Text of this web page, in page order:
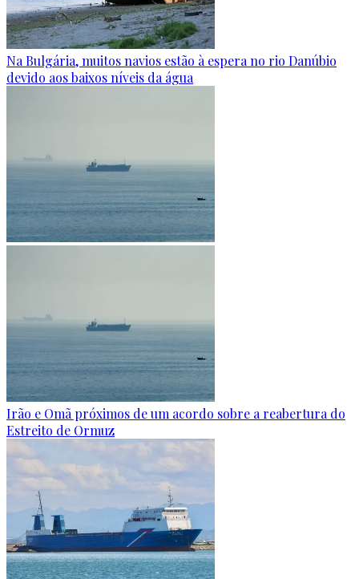
Na Bulgária, muitos navios estão à espera no rio Danúbio
devido aos baixos níveis da água
Irão e Omã próximos de um acordo sobre a reabertura do
Estreito de Ormuz